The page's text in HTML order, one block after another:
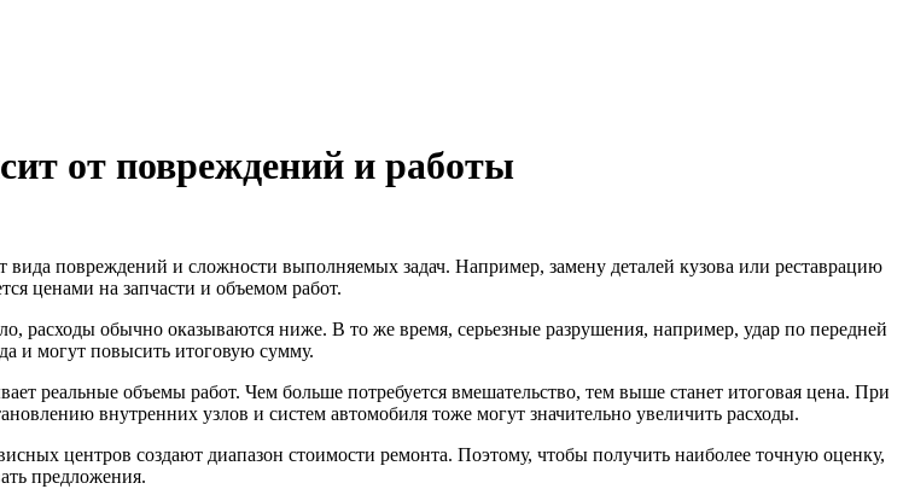
от повреждений и работы
повреждений и сложности выполняемых задач. Например, замену деталей кузова или реставрацию
ценами на запчасти и объемом работ.
расходы обычно оказываются ниже. В то же время, серьезные разрушения, например, удар по передней
и могут повысить итоговую сумму.
реальные объемы работ. Чем больше потребуется вмешательство, тем выше станет итоговая цена. При
внутренних узлов и систем автомобиля тоже могут значительно увеличить расходы.
центров создают диапазон стоимости ремонта. Поэтому, чтобы получить наиболее точную оценку,
предложения.